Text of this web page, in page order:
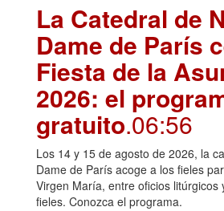
La Catedral de
Dame de París
Fiesta de la
2026: el
gratuito.06:56
Los 14 y 15 de agosto de 2026, la
Dame de París acoge a los fieles
Virgen María, entre oficios litúrgicos
fieles. Conozca el programa.